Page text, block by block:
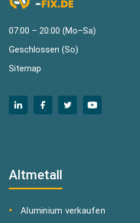
07:00 – 20:00 (Mo–Sa)
Geschlossen (So)
Sitemap
Altmetall
Aluminium verkaufen